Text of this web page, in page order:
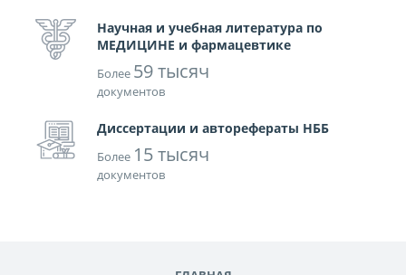
Научная и учебная литература по
МЕДИЦИНЕ и фармацевтике
Более 59 тысяч
документов
Диссертации и авторефераты НББ
Более 15 тысяч
документов